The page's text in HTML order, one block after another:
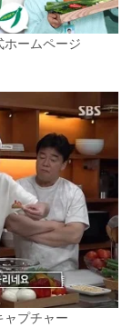
ホームページ
ャプチャー